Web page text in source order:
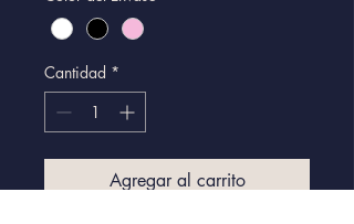
Cantidad *
Agregar al carrito